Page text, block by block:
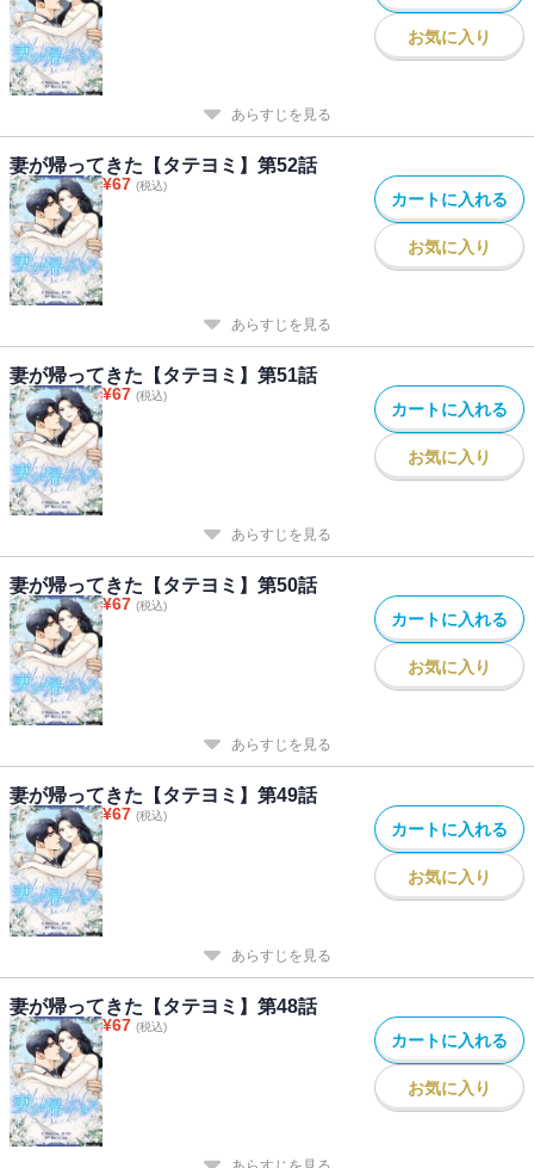
お気に入り
あらすじを見る
妻が帰ってきた【タテヨミ】第52話
¥67 (税込)
カートに入れる
お気に入り
あらすじを見る
妻が帰ってきた【タテヨミ】第51話
¥67 (税込)
カートに入れる
お気に入り
あらすじを見る
妻が帰ってきた【タテヨミ】第50話
¥67 (税込)
カートに入れる
お気に入り
あらすじを見る
妻が帰ってきた【タテヨミ】第49話
¥67 (税込)
カートに入れる
お気に入り
あらすじを見る
妻が帰ってきた【タテヨミ】第48話
¥67 (税込)
カートに入れる
お気に入り